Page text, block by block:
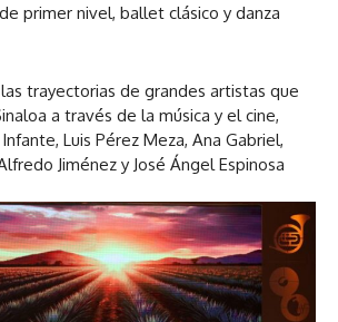
primer nivel, ballet clásico y danza
trayectorias de grandes artistas que
a través de la música y el cine,
Luis Pérez Meza, Ana Gabriel,
Jiménez y José Ángel Espinosa